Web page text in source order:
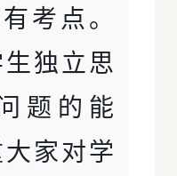
考点。
独立思
题的能
家对学